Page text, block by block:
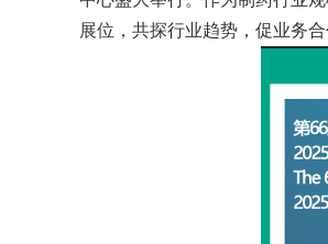
展位，共探行业趋势，促业务合